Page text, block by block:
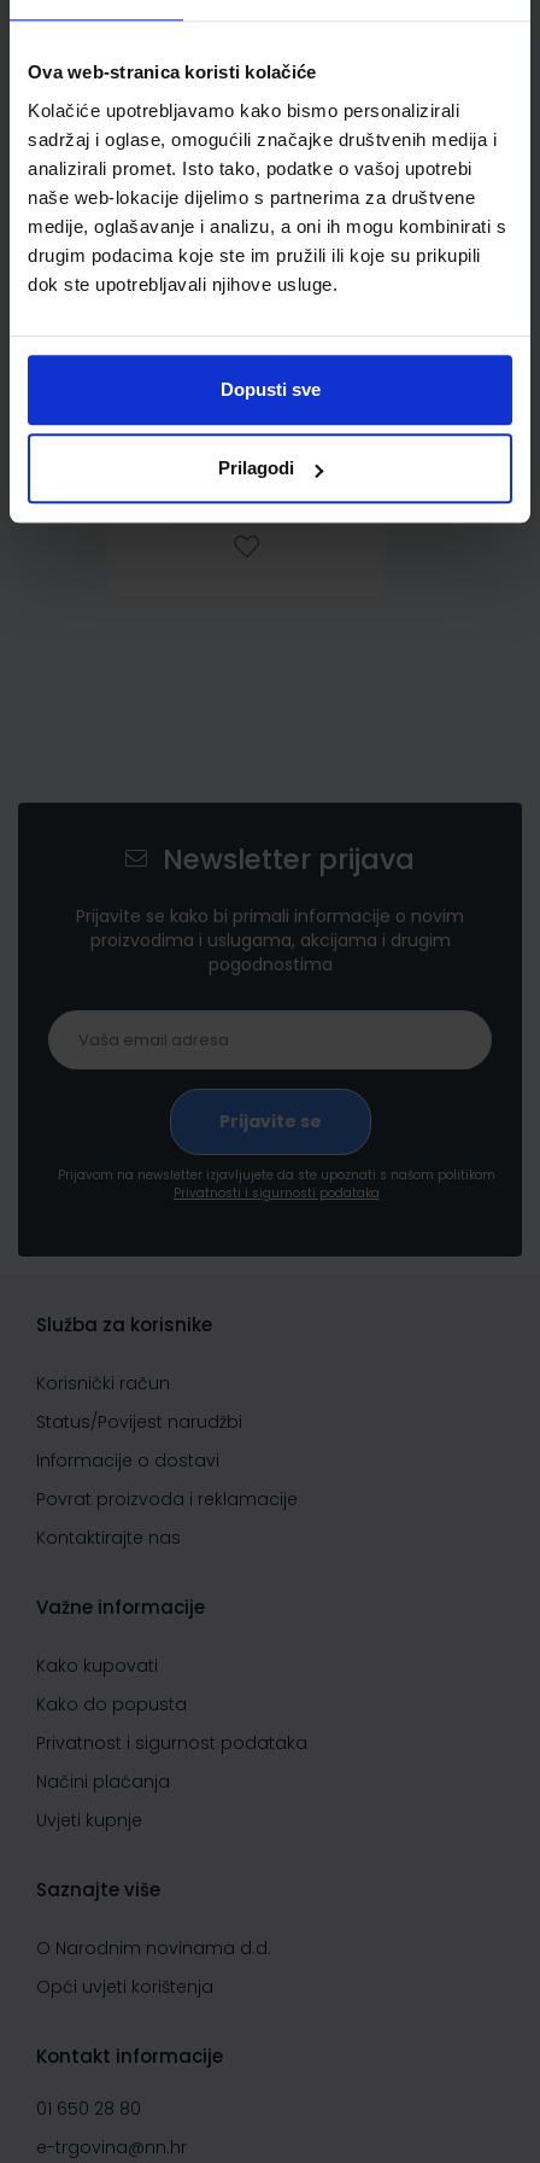
Ova web-stranica koristi kolačiće
Kolačiće upotrebljavamo kako bismo personalizirali
sadržaj i oglase, omogućili značajke društvenih medija i
analizirali promet. Isto tako, podatke o vašoj upotrebi
naše web-lokacije dijelimo s partnerima za društvene
medije, oglašavanje i analizu, a oni ih mogu kombinirati s
drugim podacima koje ste im pružili ili koje su prikupili
dok ste upotrebljavali njihove usluge.
Dopusti sve
Prilagodi
Omot PVC za školske
udžbenike; dimenzije
424x277; tip 159
0,85 €
Newsletter prijava
Prijavite se kako bi primali informacije o novim
proizvodima i uslugama, akcijama i drugim
pogodnostima
Prijavom na newsletter izjavljujete da ste upoznati s našom politikom
Privatnosti i sigurnosti podataka
Služba za korisnike
Korisnički račun
Status/Povijest narudžbi
Informacije o dostavi
Povrat proizvoda i reklamacije
Kontaktirajte nas
Važne informacije
Kako kupovati
Kako do popusta
Privatnost i sigurnost podataka
Načini plaćanja
Uvjeti kupnje
Saznajte više
O Narodnim novinama d.d.
Opći uvjeti korištenja
Kontakt informacije
01 650 28 80
e-trgovina@nn.hr